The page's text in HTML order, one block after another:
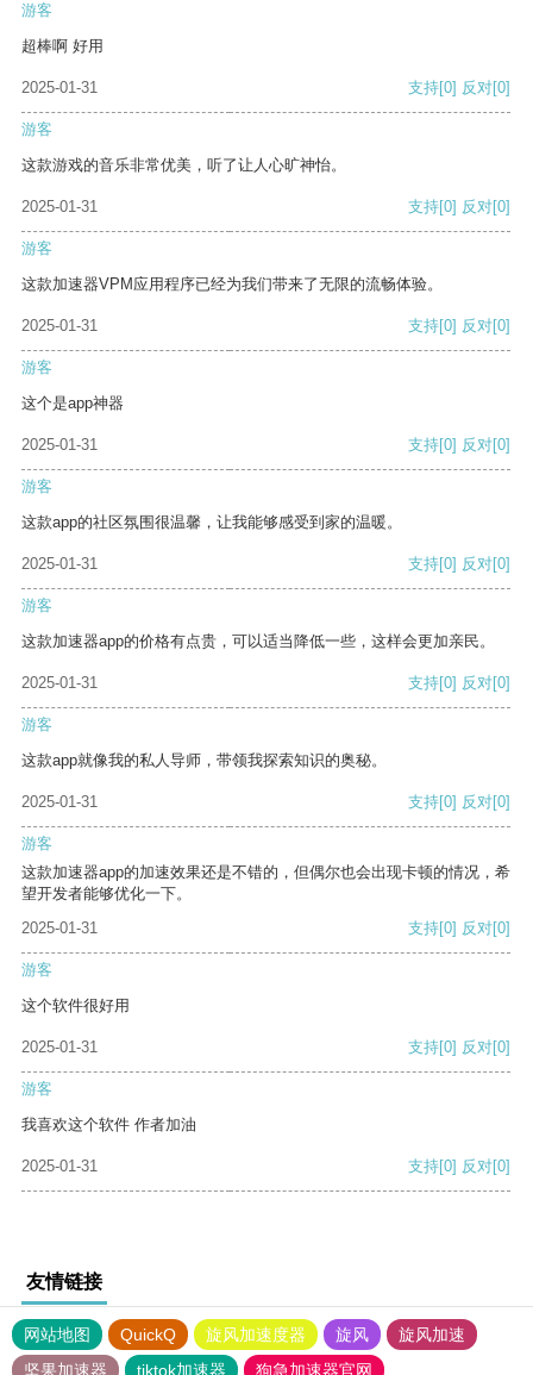
游客
超棒啊 好用
2025-01-31 支持[0] 反对[0]
游客
这款游戏的音乐非常优美，听了让人心旷神怡。
2025-01-31 支持[0] 反对[0]
游客
这款加速器VPM应用程序已经为我们带来了无限的流畅体验。
2025-01-31 支持[0] 反对[0]
游客
这个是app神器
2025-01-31 支持[0] 反对[0]
游客
这款app的社区氛围很温馨，让我能够感受到家的温暖。
2025-01-31 支持[0] 反对[0]
游客
这款加速器app的价格有点贵，可以适当降低一些，这样会更加亲民。
2025-01-31 支持[0] 反对[0]
游客
这款app就像我的私人导师，带领我探索知识的奥秘。
2025-01-31 支持[0] 反对[0]
游客
这款加速器app的加速效果还是不错的，但偶尔也会出现卡顿的情况，希
望开发者能够优化一下。
2025-01-31
支持[0] 反对[0]
游客
这个软件很好用
2025-01-31 支持[0] 反对[0]
游客
我喜欢这个软件 作者加油
2025-01-31 支持[0] 反对[0]
友情链接
网站地图 QuickQ 旋风加速度器 旋风
旋风加速
坚果加速器
tiktok加速器 狗急加速器官网